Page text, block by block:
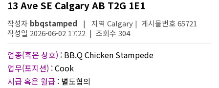
13 Ave SE Calgary AB T2G 1E1
작성자 bbqstamped | 지역 Calgary | 게시물번호 65721
작성일 2026-06-02 17:22 | 조회수 304
업종(혹은 상호) : BB.Q Chicken Stampede
업무(포지션) : Cook
시급 혹은 월급 : 별도협의